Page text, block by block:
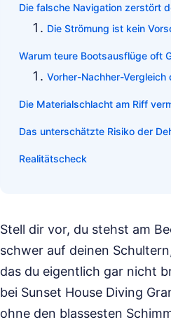
Die falsche Navigation zerstört
Die Strömung ist kein
Warum teure Bootsausflüge oft
Vorher-Nachher-Vergleich
Die Materialschlacht am Riff
Das unterschätzte Risiko der
Realitätscheck
Stell dir vor, du stehst am
schwer auf deinen
das du eigentlich gar nicht
bei Sunset House Diving
ohne den blassesten